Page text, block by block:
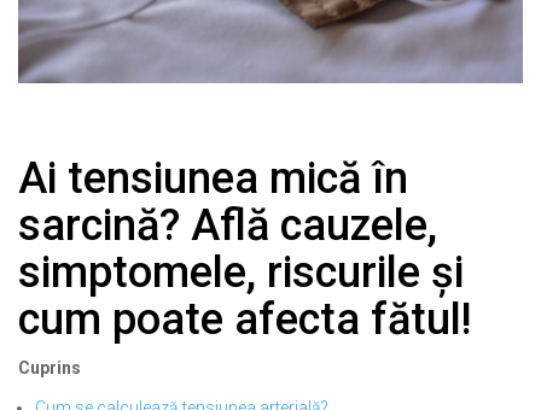
Ai tensiunea mică în
sarcină? Află cauzele,
simptomele, riscurile și
cum poate afecta fătul!
Cuprins